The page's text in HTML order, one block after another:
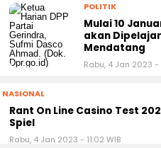
POLITIK
Mulai 10
akan
Mendatang
Rabu, 4 Jan 2023 -
NASIONAL
Rant On Line Casino Test
Spiel
Rabu, 4 Jan 2023 - 11:02 WIB